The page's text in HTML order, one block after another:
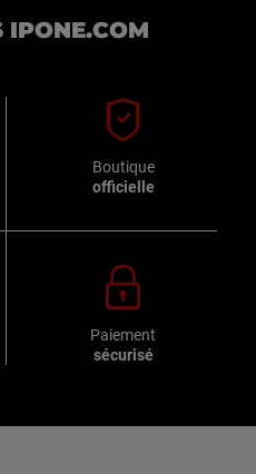
IPONE.COM
Boutique
officielle
Paiement
sécurisé